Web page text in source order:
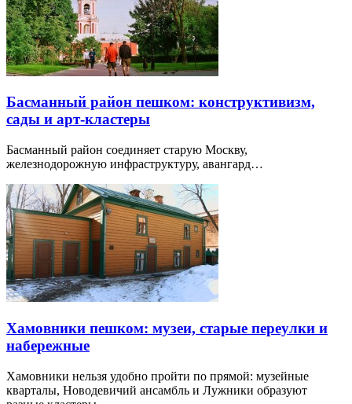
Басманный район пешком: конструктивизм,
сады и арт-кластеры
Басманный район соединяет старую Москву,
железнодорожную инфраструктуру, авангард…
Хамовники пешком: музеи, старые переулки и
набережные
Хамовники нельзя удобно пройти по прямой: музейные
кварталы, Новодевичий ансамбль и Лужники образуют